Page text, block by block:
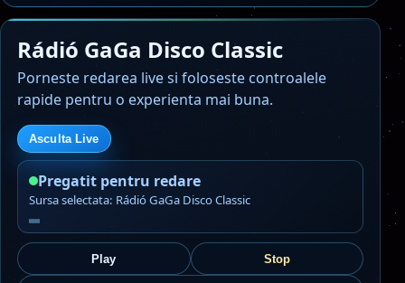
Rádió GaGa Disco Classic
Porneste redarea live si foloseste controalele
rapide pentru o experienta mai buna.
Asculta Live
Pregatit pentru redare
Sursa selectata: Rádió GaGa Disco Classic
Play Stop